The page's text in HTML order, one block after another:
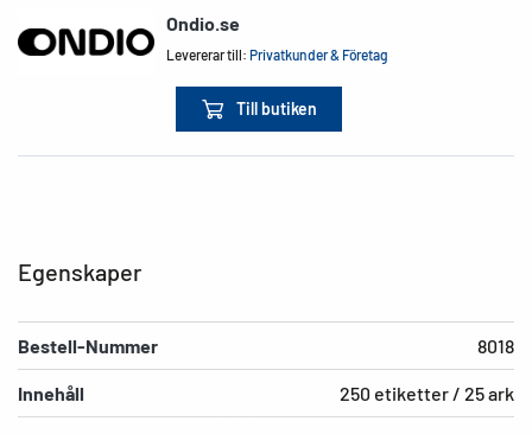
Ondio.se
Levererar till:Privatkunder & Företag
Till butiken
Egenskaper
Bestell-Nummer 8018
Innehåll 250 etiketter / 25 ark